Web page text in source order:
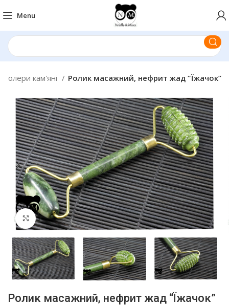
Menu
Ролери кам'яні Ролик масажний, нефрит жад “Їжачок”
Click to enlarge
Ролик масажний, нефрит жад “Їжачок”